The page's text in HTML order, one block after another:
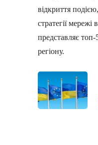
відкриття
стратегії
представляє
регіону.